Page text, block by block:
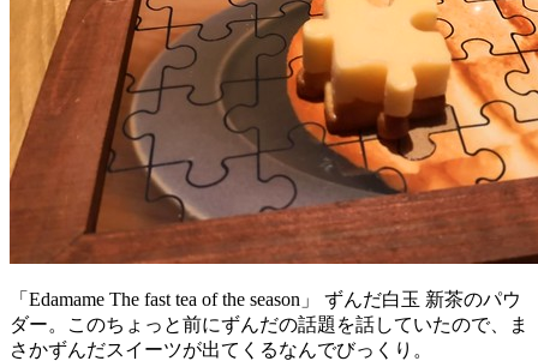
「Edamame The fast tea of the season」 ずんだ白玉 新茶のパウ
ダー。このちょっと前にずんだの話題を話していたので、ま
さかずんだスイーツが出てくるなんでびっくり。